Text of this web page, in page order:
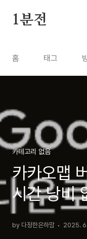
1분전
홈 태그
카테고리 없음
카카오맵
시간 낭비
완전정복!
by 다정한은하맘 2025.